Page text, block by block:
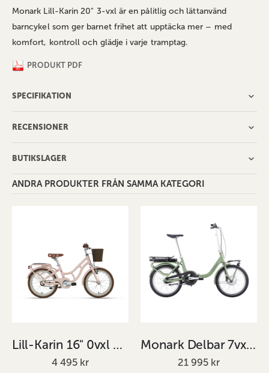
Monark Lill-Karin 20" 3-vxl är en pålitlig och lättanvänd
barncykel som ger barnet frihet att upptäcka mer – med
komfort, kontroll och glädje i varje tramptag.
PRODUKT PDF
SPECIFIKATION
RECENSIONER
BUTIKSLAGER
ANDRA PRODUKTER FRÅN SAMMA KATEGORI
Lill-Karin 16" 0vxl Ljusrosa 26cm
4 495 kr
Monark Delbar 7vxl Ljusgrön 38cm
21 995 kr